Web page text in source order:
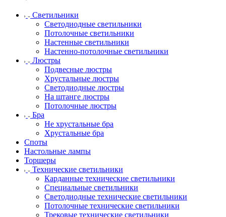
Светильники
Светодиодные светильники
Потолочные светильники
Настенные светильники
Настенно-потолочные светильники
Люстры
Подвесные люстры
Хрустальные люстры
Светодиодные люстры
На штанге люстры
Потолочные люстры
Бра
Не хрустальные бра
Хрустальные бра
Споты
Настольные лампы
Торшеры
Технические светильники
Карданные технические светильники
Специальные светильники
Светодиодные технические светильники
Потолочные технические светильники
Трековые технические светильники